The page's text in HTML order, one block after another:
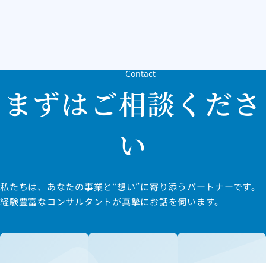
Contact
まずはご相談くださ
い
私たちは、あなたの事業と“想い”に寄り添うパートナーです。
経験豊富なコンサルタントが真摯にお話を伺います。